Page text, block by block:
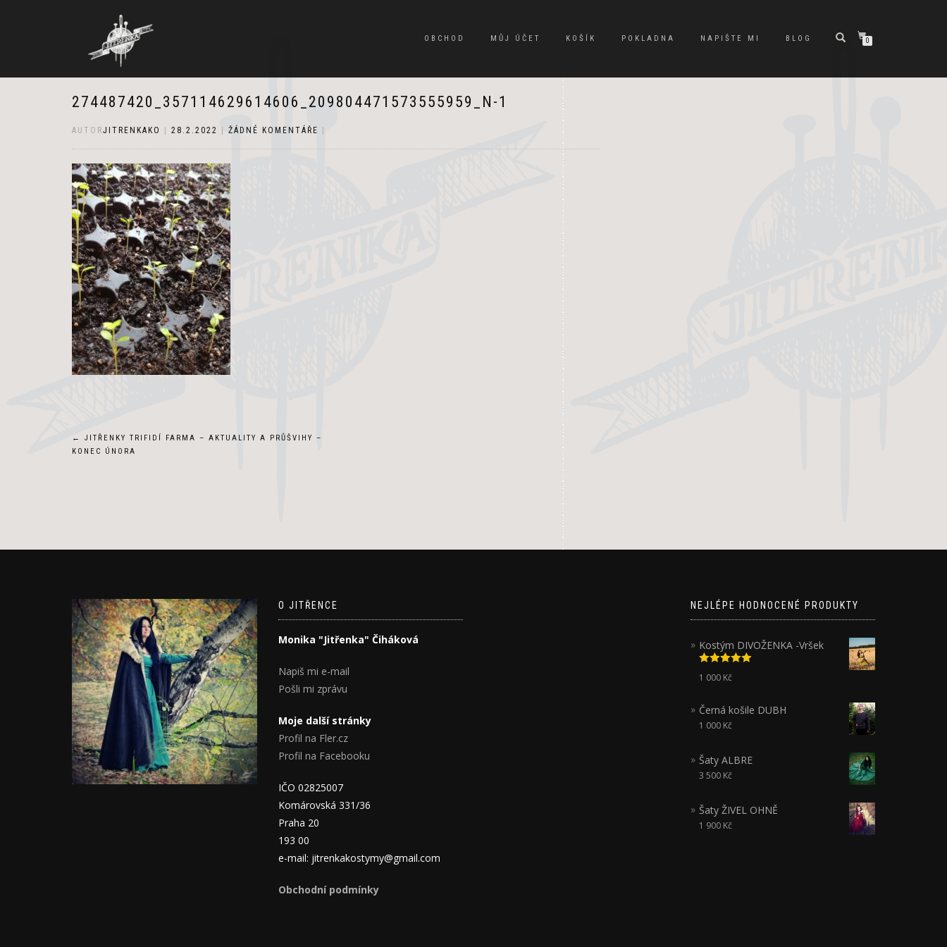
OBCHOD MŮJ ÚČET KOŠÍK POKLADNA NAPIŠTE MI BLOG 0
274487420_357114629614606_209804471573555959_N-1
AUTORJITRENKAKO 28.2.2022 ŽÁDNÉ KOMENTÁŘE
Navigace
←
JITŘENKY TRIFIDÍ FARMA – AKTUALITY A PRŮŠVIHY –
KONEC ÚNORA
O JITŘENCE
Monika "Jitřenka" Čiháková
Napiš mi e-mail
Pošli mi zprávu
Moje další stránky
Profil na Fler.cz
Profil na Facebooku
IČO 02825007
Komárovská 331/36
Praha 20
193 00
e-mail: jitrenkakostymy@gmail.com
Obchodní podmínky
NEJLÉPE HODNOCENÉ PRODUKTY
Kostým DIVOŽENKA -Vršek
Hodnocení
5.00z 5
1 000 Kč
Černá košile DUBH
1 000 Kč
Šaty ALBRE
3 500 Kč
Šaty ŽIVEL OHNĚ
1 900 Kč